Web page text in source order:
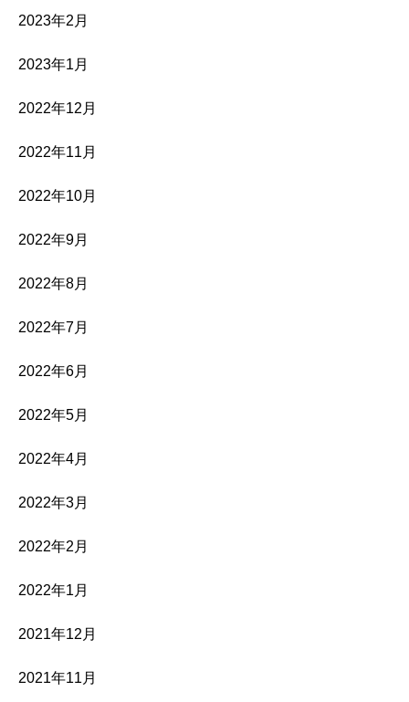
2023年2月
2023年1月
2022年12月
2022年11月
2022年10月
2022年9月
2022年8月
2022年7月
2022年6月
2022年5月
2022年4月
2022年3月
2022年2月
2022年1月
2021年12月
2021年11月